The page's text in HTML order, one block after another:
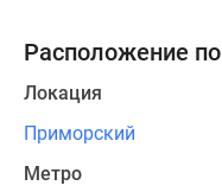
Расположение
Локация
Приморский
Метро